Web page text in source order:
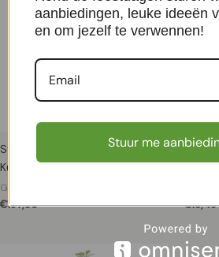
Strelitzia Deluxe 115 cm –
Kunstplant
Groene kunstplanten
€197,50
€16,49
aanbiedingen, leuke ideeën
en om jezelf te verwennen!
Stuur me